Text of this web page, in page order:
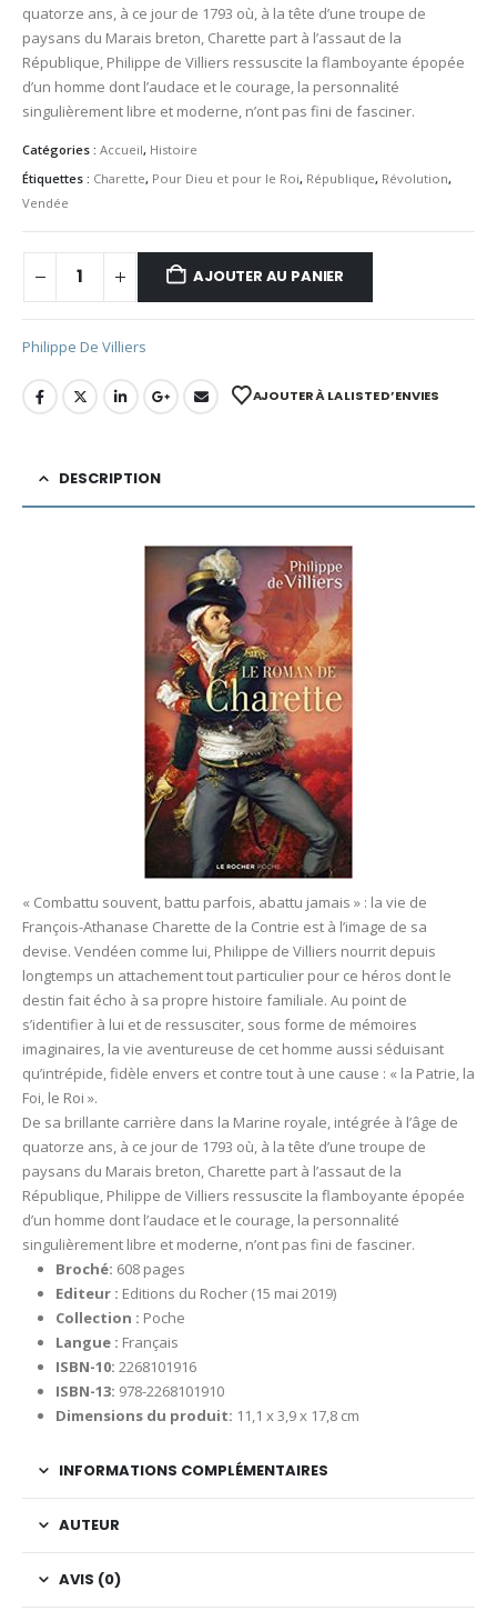
quatorze ans, à ce jour de 1793 où, à la tête d’une troupe de
paysans du Marais breton, Charette part à l’assaut de la
République, Philippe de Villiers ressuscite la flamboyante épopée
d’un homme dont l’audace et le courage, la personnalité
singulièrement libre et moderne, n’ont pas fini de fasciner.
Catégories : Accueil, Histoire
Étiquettes : Charette, Pour Dieu et pour le Roi, République, Révolution,
Vendée
AJOUTER AU PANIER
Philippe De Villiers
AJOUTER À LA LISTE D’ENVIES
DESCRIPTION
« Combattu souvent, battu parfois, abattu jamais » : la vie de
François-Athanase Charette de la Contrie est à l’image de sa
devise. Vendéen comme lui, Philippe de Villiers nourrit depuis
longtemps un attachement tout particulier pour ce héros dont le
destin fait écho à sa propre histoire familiale. Au point de
s’identifier à lui et de ressusciter, sous forme de mémoires
imaginaires, la vie aventureuse de cet homme aussi séduisant
qu’intrépide, fidèle envers et contre tout à une cause : « la Patrie, la
Foi, le Roi ».
De sa brillante carrière dans la Marine royale, intégrée à l’âge de
quatorze ans, à ce jour de 1793 où, à la tête d’une troupe de
paysans du Marais breton, Charette part à l’assaut de la
République, Philippe de Villiers ressuscite la flamboyante épopée
d’un homme dont l’audace et le courage, la personnalité
singulièrement libre et moderne, n’ont pas fini de fasciner.
Broché: 608 pages
Editeur : Editions du Rocher (15 mai 2019)
Collection : Poche
Langue : Français
ISBN-10: 2268101916
ISBN-13: 978-2268101910
Dimensions du produit: 11,1 x 3,9 x 17,8 cm
INFORMATIONS COMPLÉMENTAIRES
AUTEUR
AVIS (0)